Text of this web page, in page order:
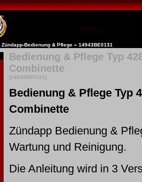
Zündapp-Bedienung & Pflege » 14943BE0131
Bedienung & Pflege Typ
Combinette
[14943BE0131]
Bedienung & Pflege Typ
Combinette
Zündapp Bedienung &
Wartung und Reinigung.
Die Anleitung wird in 3